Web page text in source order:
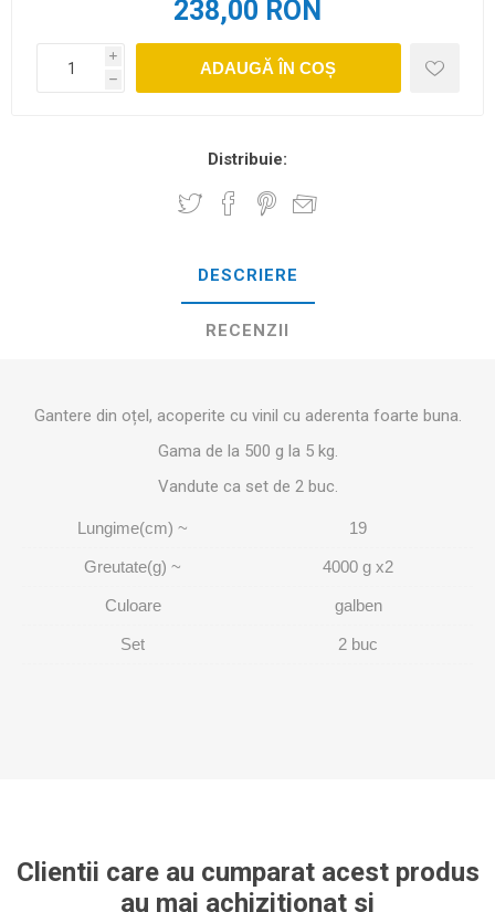
238,00 RON
i
h
ADAUGĂ ÎN COȘ
Distribuie:
DESCRIERE
RECENZII
Gantere din oțel, acoperite cu vinil cu aderenta foarte buna.
Gama de la 500 g la 5 kg.
Vandute ca set de 2 buc.
Lungime(cm) ~ 19
Greutate(g) ~ 4000 g x2
Culoare galben
Set 2 buc
Clientii care au cumparat acest produs
au mai achizitionat si